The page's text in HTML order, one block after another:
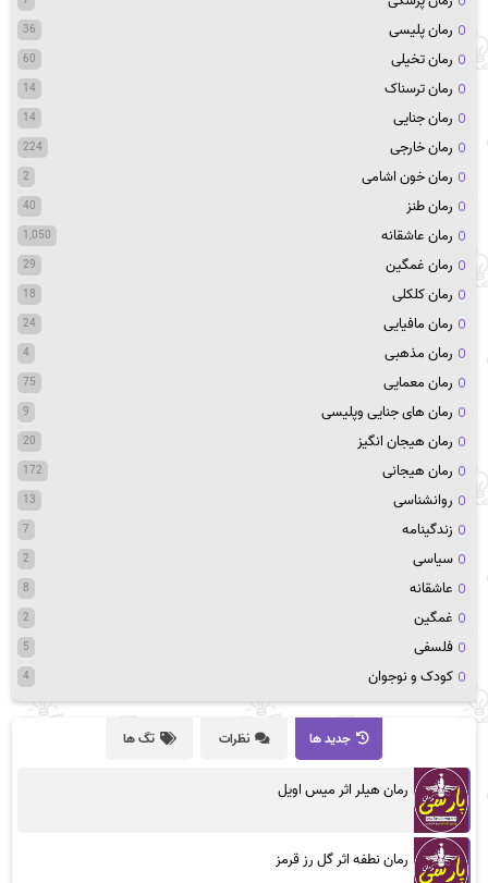
رمان پلیسی 36
رمان تخیلی 60
رمان ترسناک 14
رمان جنایی 14
رمان خارجی 224
رمان خون اشامی 2
رمان طنز 40
رمان عاشقانه 1,050
رمان غمگین 29
رمان کلکلی 18
رمان مافیایی 24
رمان مذهبی 4
رمان معمایی 75
رمان های جنایی وپلیسی 9
رمان هیجان انگیز 20
رمان هیجانی 172
روانشناسی 13
زندگینامه 7
سیاسی 2
عاشقانه 8
غمگین 2
فلسفی 5
کودک و نوجوان 4
جدید ها نظرات تگ ها
رمان هیلر اثر میس اویل
رمان نطفه اثر گل رز قرمز